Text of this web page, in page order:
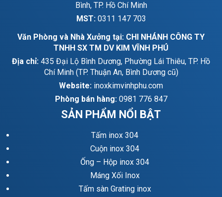
Bình, TP. Hồ Chí Minh
MST: 0311 147 703
Văn Phòng và Nhà Xưởng tại: CHI NHÁNH CÔNG TY
TNHH SX TM DV KIM VĨNH PHÚ
Địa chỉ: 435 Đại Lộ Bình Dương, Phường Lái Thiêu, TP. Hồ
Chí Minh (TP. Thuận An, Bình Dương cũ)
Website: inoxkimvinhphu.com
Phòng bán hàng: 0981 776 847
SẢN PHẨM NỔI BẬT
Tấm inox 304
Cuộn inox 304
Ống – Hộp inox 304
Máng Xối Inox
Tấm sàn Grating inox